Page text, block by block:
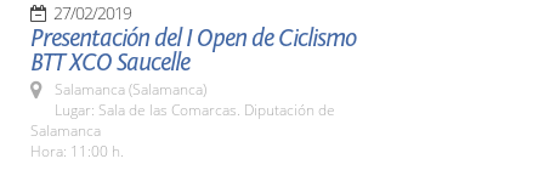
27/02/2019
Presentación del I Open de Ciclismo
BTT XCO Saucelle
Salamanca (Salamanca)
Lugar: Sala de las Comarcas. Diputación de
Salamanca
Hora: 11:00 h.